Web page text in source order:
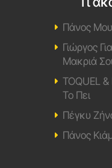
Πάνος
Γιώργος
Μακριά
TOQUEL
Το Πει
Πέγκυ
Πάνος